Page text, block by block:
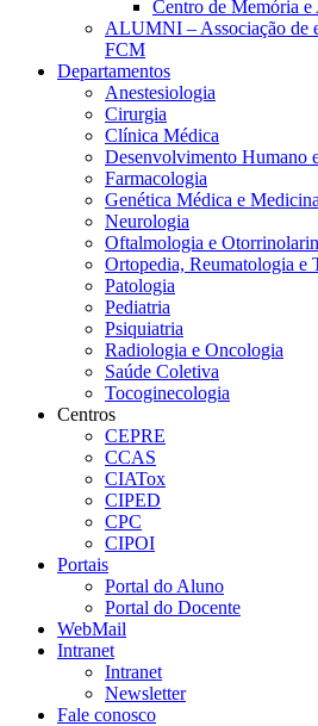
Centro de Memória
ALUMNI – Associação de
FCM
Departamentos
Anestesiologia
Cirurgia
Clínica Médica
Desenvolvimento Humano
Farmacologia
Genética Médica e
Neurologia
Oftalmologia e
Ortopedia, Reumatologia e
Patologia
Pediatria
Psiquiatria
Radiologia e Oncologia
Saúde Coletiva
Tocoginecologia
Centros
CEPRE
CCAS
CIATox
CIPED
CPC
CIPOI
Portais
Portal do Aluno
Portal do Docente
WebMail
Intranet
Intranet
Newsletter
Fale conosco